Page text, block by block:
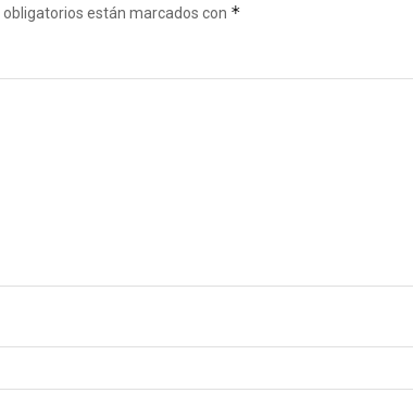
obligatorios están marcados con *